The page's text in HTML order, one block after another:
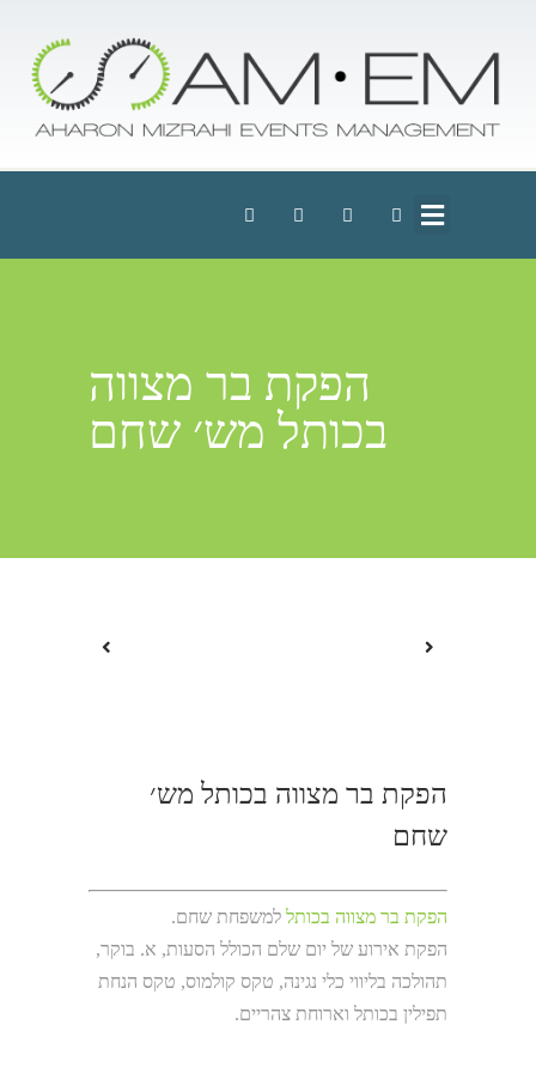
הפקת בר מצווה
בכותל מש׳ שחם
הפקת בר מצווה בכותל מש׳
שחם
הפקת בר מצווה בכותל למשפחת שחם.
הפקת אירוע של יום שלם הכולל הסעות, א. בוקר,
תהולכה בליווי כלי נגינה, טקס קולמוס, טקס הנחת
תפילין בכותל וארוחת צהריים.